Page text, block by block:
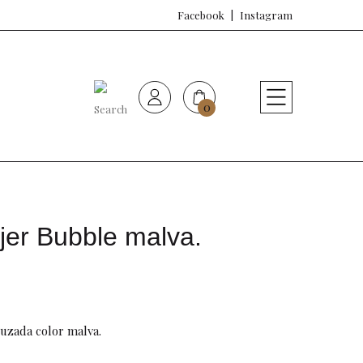
Facebook Instagram
0
Sujetadores
Baño de mujer
Bubble malva.
color malva.